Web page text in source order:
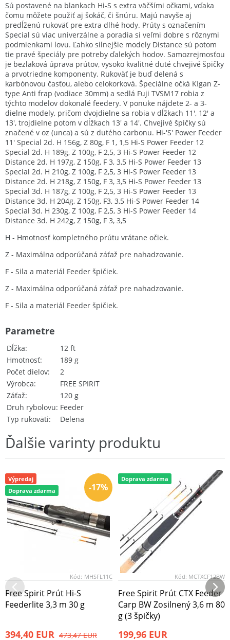
Sú postavené na blankach Hi-S s extra väčšími očkami, vďaka
čomu môžete použiť aj šokáč, či šnúru. Majú navyše aj
predĺženú rukoväť pre extra dlhé hody. Prúty s označením
Special sú viac univerzálne a poradia si veľmi dobre s rôznymi
podmienkami lovu. Ľahko silnejšie modely Distance sú potom
tie pravé špeciály pre potreby ďalekých hodov. Samozrejmosťou
je bezlaková úprava prútov, vysoko kvalitné duté chvejivé špičky
a prvotriedne komponenty. Rukoväť je buď delená s
karbónovou časťou, alebo celokorková. Špeciálne očká KIgan Z-
type Anti frap (vodiace 30mm) a sedlá Fuji TVSM17 robia z
týchto modelov dokonalé feedery. V ponuke nájdete 2- a 3-
dielne modely, pričom dvojdielne sa robia v dĺžkach 11', 12' a
13', trojdielne potom v dĺžkach 13' a 14'. Chvejivé špičky sú
značené v oz (unca) a sú z dutého carbonu. Hi-'S' Power Feeder
11' Special 2d. H 156g, Z 80g, F 1, 1,5 Hi-S Power Feeder 12
Special 2d. H 189g, Z 100g, F 2,5, 3 Hi-S Power Feeder 12
Distance 2d. H 197g, Z 150g, F 3, 3,5 Hi-S Power Feeder 13
Special 2d. H 210g, Z 100g, F 2,5, 3 Hi-S Power Feeder 13
Distance 2d. H 218g, Z 150g, F 3, 3,5 Hi-S Power Feeder 13
Special 3d. H 187g, Z 100g, F 2,5, 3 Hi-S Power Feeder 13
Distance 3d. H 204g, Z 150g, F3, 3,5 Hi-S Power Feeder 14
Special 3d. H 230g, Z 100g, F 2,5, 3 Hi-S Power Feeder 14
Distance 3d. H 242g, Z 150g, F 3, 3,5
H - Hmotnosť kompletného prútu vrátane očiek.
Z - Maximálna odporúčaná záťaž pre nahadzovanie.
F - Sila a materiál Feeder špičiek.
Z - Maximálna odporúčaná záťaž pre nahadzovanie.
F - Sila a materiál Feeder špičiek.
Dĺžka
12 ft
Hmotnosť
189 g
Počet dielov
2
Výrobca
FREE SPIRIT
Záťaž
120 g
Druh rybolovu Feeder
Typ rukoväti
Delena
Parametre
Ďalšie varinty produktu
-17%
Výpredaj
Doprava zdarma
Kód: MHSFL11C
Free Spirit Prút Hi-S
Feederlite 3,3 m 30 g
394,40 EUR 473,47 EUR
Doprava zdarma
Kód: MCTXCF12BW
Free Spirit Prút CTX Feeder
Carp BW Zosilnený 3,6 m 80
g (3 špičky)
199,96 EUR